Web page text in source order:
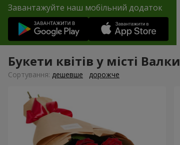
Завантажуйте наш мобільний додаток
Букети квітів у місті Валки
Сортування: дешевше дорожче